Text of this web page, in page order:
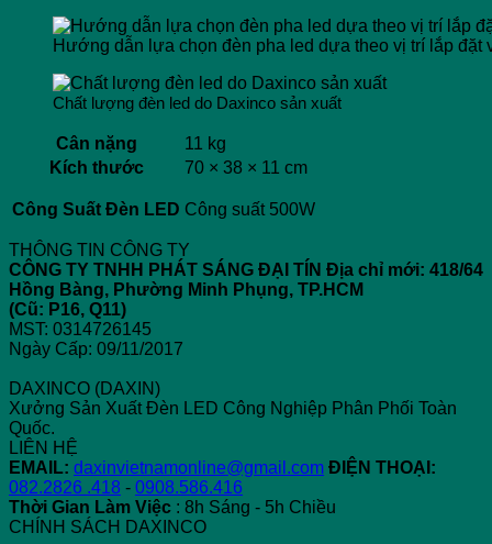
Hướng dẫn lựa chọn đèn pha led dựa theo vị trí lắp đặt
Chất lượng đèn led do Daxinco sản xuất
Cân nặng
11 kg
Kích thước
70 × 38 × 11 cm
Công Suất Đèn LED Công suất 500W
THÔNG TIN CÔNG TY
CÔNG TY TNHH PHÁT SÁNG ĐẠI TÍN Địa chỉ mới: 418/64
Hồng Bàng, Phường Minh Phụng, TP.HCM
(Cũ: P16, Q11)
MST: 0314726145
Ngày Cấp: 09/11/2017
DAXINCO (DAXIN)
Xưởng Sản Xuất Đèn LED Công Nghiệp Phân Phối Toàn
Quốc.
LIÊN HỆ
EMAIL: daxinvietnamonline@gmail.com ĐIỆN THOẠI:
082.2826 .418 - 0908.586.416
Thời Gian Làm Việc : 8h Sáng - 5h Chiều
CHÍNH SÁCH DAXINCO